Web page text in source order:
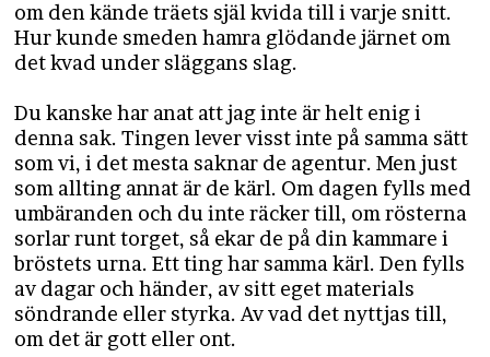
om den kände träets själ kvida till i varje snitt.
Hur kunde smeden hamra glödande järnet om
det kvad under släggans slag.
Du kanske har anat att jag inte är helt enig i
denna sak. Tingen lever visst inte på samma sätt
som vi, i det mesta saknar de agentur. Men just
som allting annat är de kärl. Om dagen fylls med
umbäranden och du inte räcker till, om rösterna
sorlar runt torget, så ekar de på din kammare i
bröstets urna. Ett ting har samma kärl. Den fylls
av dagar och händer, av sitt eget materials
söndrande eller styrka. Av vad det nyttjas till,
om det är gott eller ont.